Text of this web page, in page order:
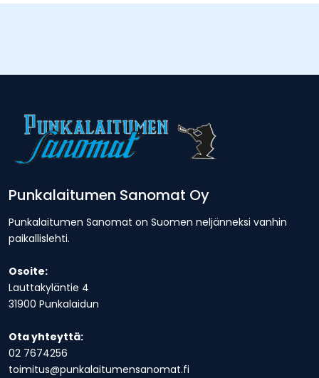
Punkalaitumen Sanomat Oy
Punkalaitumen Sanomat on Suomen neljänneksi vanhin
paikallislehti.
Osoite:
Lauttakyläntie 4
31900 Punkalaidun
Ota yhteyttä:
02 7674256
toimitus@punkalaitumensanomat.fi